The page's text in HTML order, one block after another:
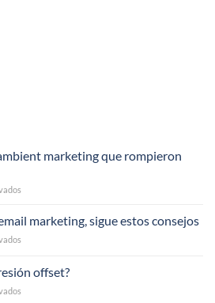
marketing que rompieron
ejemplos
de
ambient
que
barreras
marketing, sigue estos consejos
email
marketing,
offset?